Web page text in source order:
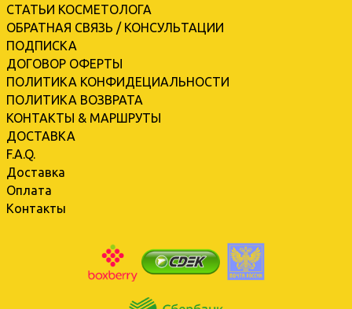
СТАТЬИ КОСМЕТОЛОГА
ОБРАТНАЯ СВЯЗЬ / КОНСУЛЬТАЦИИ
ПОДПИСКА
ДОГОВОР ОФЕРТЫ
ПОЛИТИКА КОНФИДЕЦИАЛЬНОСТИ
ПОЛИТИКА ВОЗВРАТА
КОНТАКТЫ & МАРШРУТЫ
ДОСТАВКА
F.A.Q.
Доставка
Оплата
Контакты